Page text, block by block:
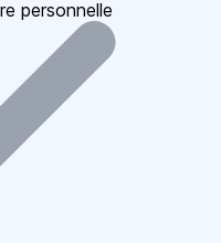
personnelle